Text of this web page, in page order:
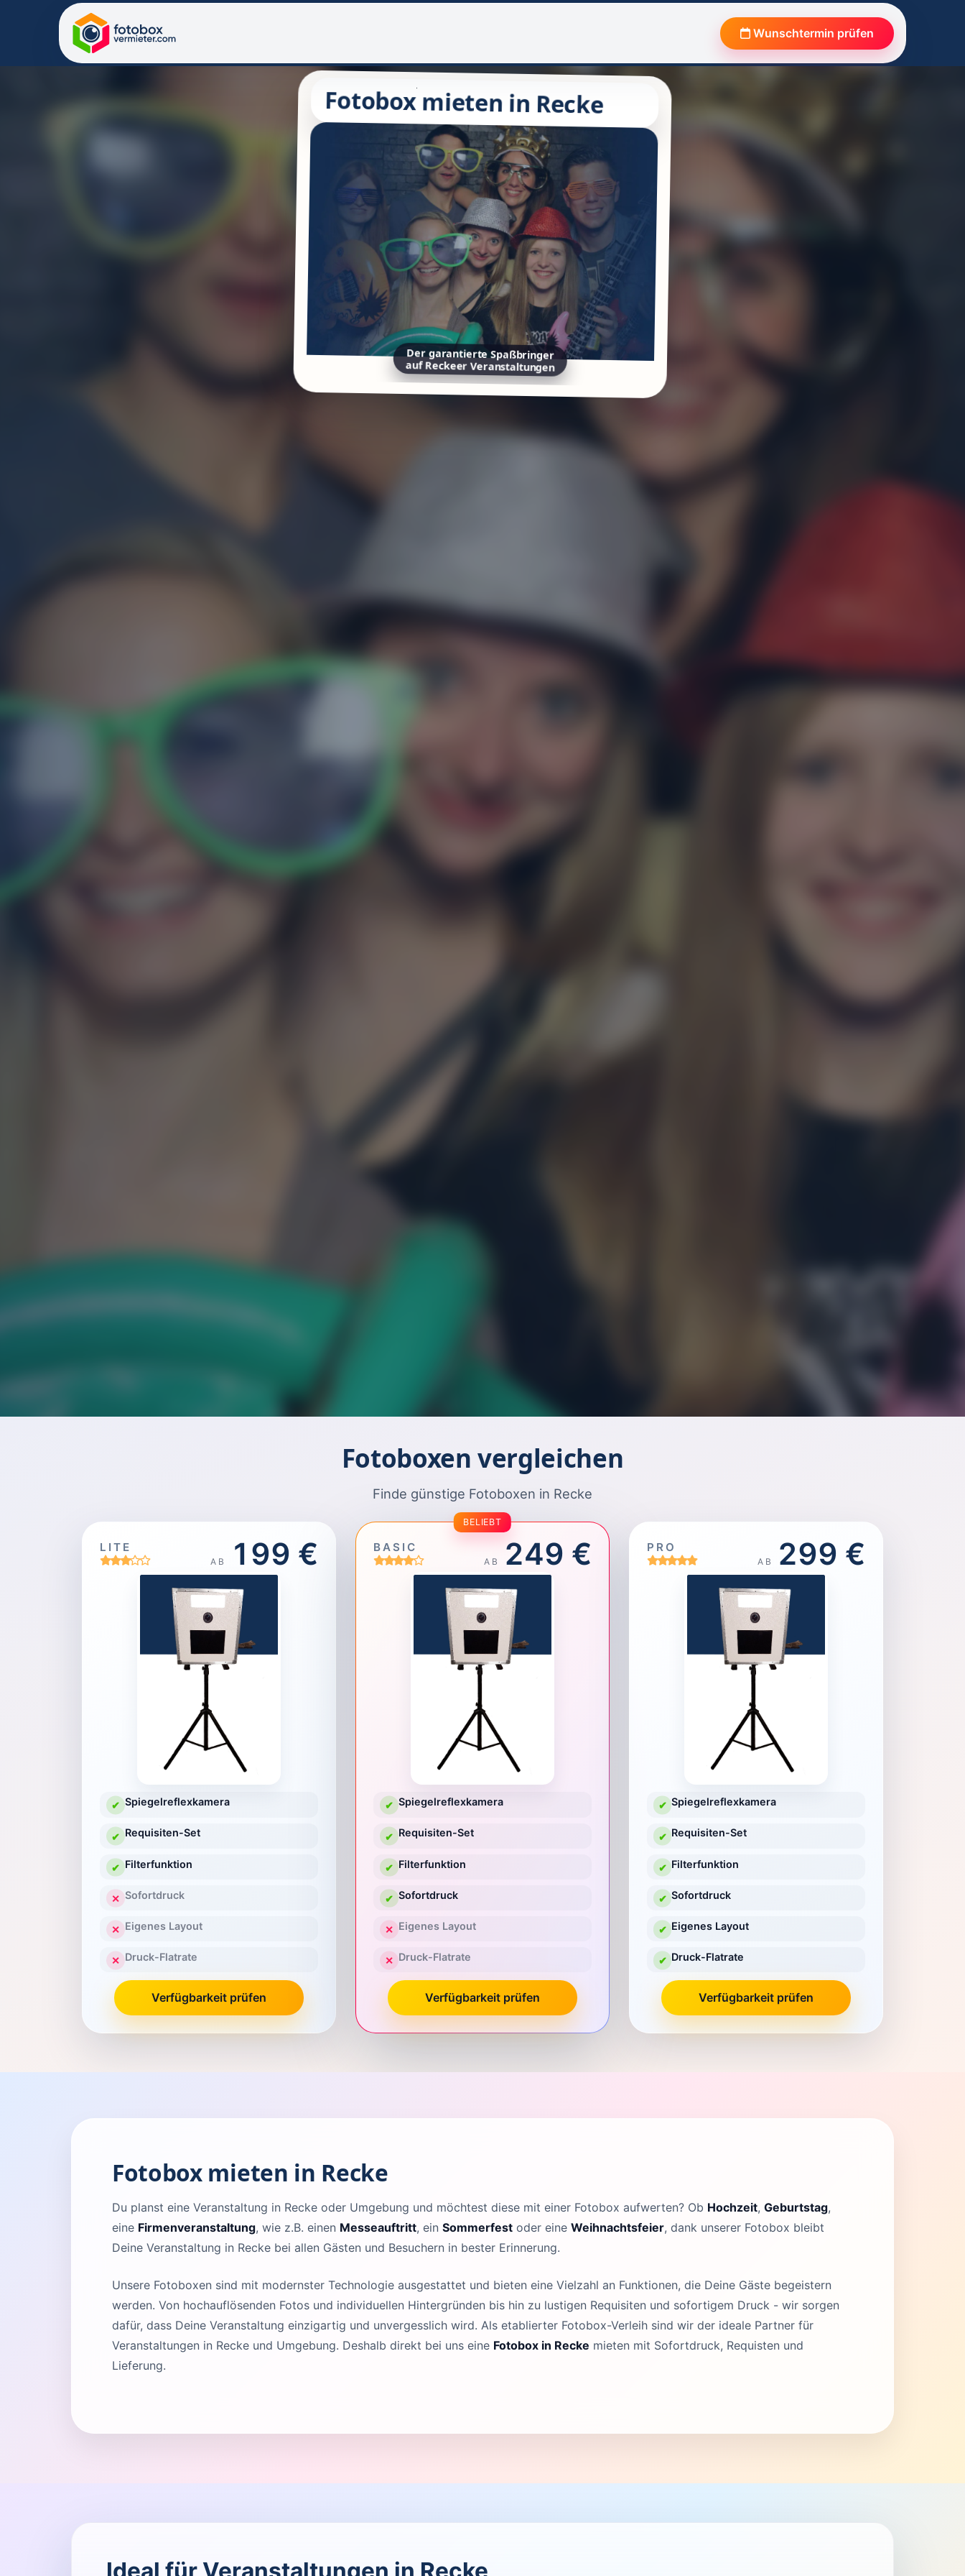
Wunschtermin prüfen
Fotobox mieten in Recke
Der garantierte Spaßbringer
auf Reckeer Veranstaltungen
Fotoboxen vergleichen
Finde günstige Fotoboxen in Recke
LITE
AB 199 €
✔ Spiegelreflexkamera
✔ Requisiten-Set
✔ Filterfunktion
✕ Sofortdruck
✕ Eigenes Layout
✕ Druck-Flatrate
Verfügbarkeit prüfen
BELIEBT
BASIC
AB 249 €
✔ Spiegelreflexkamera
✔ Requisiten-Set
✔ Filterfunktion
✔ Sofortdruck
✕ Eigenes Layout
✕ Druck-Flatrate
Verfügbarkeit prüfen
PRO
AB 299 €
✔ Spiegelreflexkamera
✔ Requisiten-Set
✔ Filterfunktion
✔ Sofortdruck
✔ Eigenes Layout
✔ Druck-Flatrate
Verfügbarkeit prüfen
Fotobox mieten in Recke
Du planst eine Veranstaltung in Recke oder Umgebung und möchtest diese mit einer Fotobox aufwerten? Ob Hochzeit, Geburtstag,
eine Firmenveranstaltung, wie z.B. einen Messeauftritt, ein Sommerfest oder eine Weihnachtsfeier, dank unserer Fotobox bleibt
Deine Veranstaltung in Recke bei allen Gästen und Besuchern in bester Erinnerung.
Unsere Fotoboxen sind mit modernster Technologie ausgestattet und bieten eine Vielzahl an Funktionen, die Deine Gäste begeistern
werden. Von hochauflösenden Fotos und individuellen Hintergründen bis hin zu lustigen Requisiten und sofortigem Druck - wir sorgen
dafür, dass Deine Veranstaltung einzigartig und unvergesslich wird. Als etablierter Fotobox-Verleih sind wir der ideale Partner für
Veranstaltungen in Recke und Umgebung. Deshalb direkt bei uns eine Fotobox in Recke mieten mit Sofortdruck, Requisten und
Lieferung.